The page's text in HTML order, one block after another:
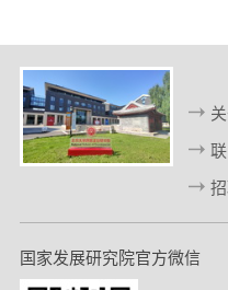
国家发展研究院官方微信